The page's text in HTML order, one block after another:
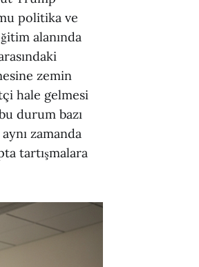
politika ve
alanında
zemin
hale gelmesi
durum bazı
zamanda
tartışmalara